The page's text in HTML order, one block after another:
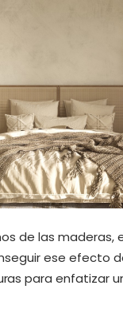
de las maderas,
ese efecto
para enfatizar